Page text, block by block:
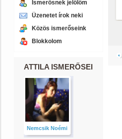
Ismerősnek jelölöm
Üzenetet írok neki
Közös ismerőseink
Blokkolom
ATTILA ISMERŐSEI
Nemcsik Noémi